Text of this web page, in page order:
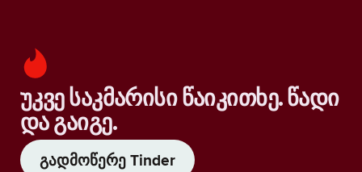
უკვე საკმარისი წაიკითხე. წადი
და გაიგე.
გადმოწერე Tinder